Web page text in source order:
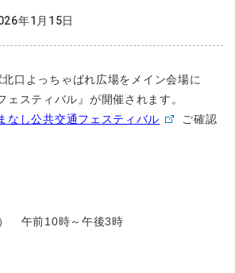
年1月15日
口よっちゃばれ広場をメイン会場に
ェスティバル』が開催されます。
なし公共交通フェスティバル
ご確認
午前10時～午後3時